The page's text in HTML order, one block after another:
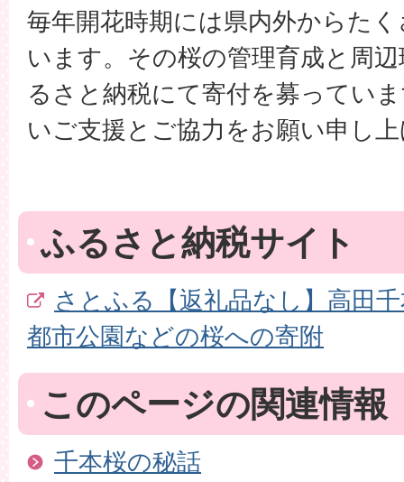
毎年開花時期には県内外からた
います。その桜の管理育成と周
るさと納税にて寄付を募ってい
いご支援とご協力をお願い申し
ふるさと納税サイト
さとふる【返礼品なし】高田
都市公園などの桜への寄附
このページの関連情報
千本桜の秘話